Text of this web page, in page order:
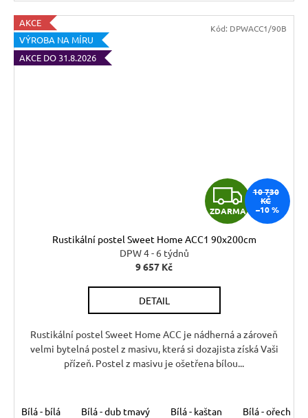
AKCE
VÝROBA NA MÍRU
AKCE DO 31.8.2026
Z
D
A
A
ZDARMA
10 730
KČ
–10 %
Rustikální postel Sweet Home ACC1 90x200cm
DPW 4 - 6 týdnů
9 657 Kč
DETAIL
Rustikální postel Sweet Home ACC je nádherná a zároveň
velmi bytelná postel z masivu, která si dozajista získá Vaši
přízeň. Postel z masivu je ošetřena bílou...
Bílá - bílá Bílá - dub tmavý Bílá - kaštan Bílá - ořech
Kód: DPWACC1/90B